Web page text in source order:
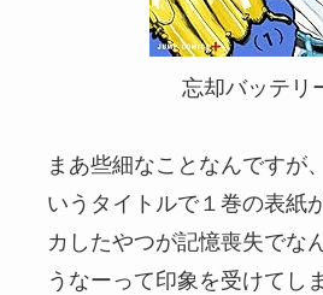
忘却バッテリ
まあ些細なことなんですが
いうタイトルで１巻の表紙
カしたやつが記憶喪失でな
うなーって印象を受けてし